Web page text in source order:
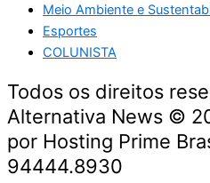
Meio Ambiente e
Esportes
COLUNISTA
Todos os direitos
Alternativa News ©
por Hosting Prime
94444.8930